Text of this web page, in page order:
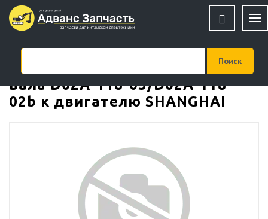
Задний сальник коленчатого
вала D02A-118-03/D02A-118-
02b к двигателю SHANGHAI